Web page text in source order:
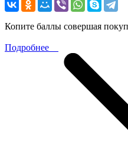
Копите баллы совершая
Подробнее